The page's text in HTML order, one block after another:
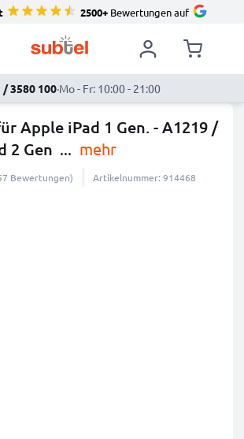
2500+Bewertungen auf
/ 3580 100·Mo - Fr: 10:00 - 21:00
Apple iPad 1 Gen. - A1219 /
2 Gen ... mehr
Bewertungen) Artikelnummer: 914468